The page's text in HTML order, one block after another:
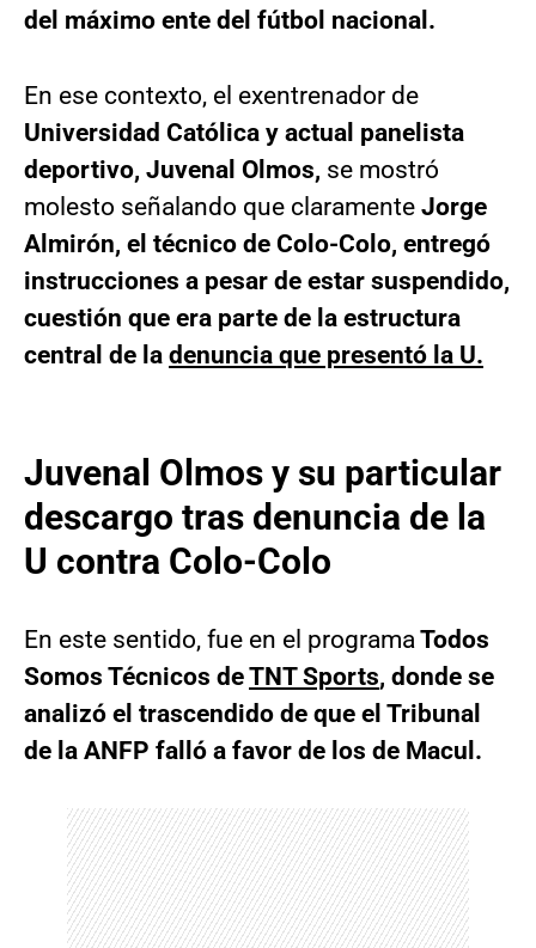
del máximo ente del fútbol nacional.
En ese contexto, el exentrenador de
Universidad Católica y actual panelista
deportivo, Juvenal Olmos, se mostró
molesto señalando que claramente Jorge
Almirón, el técnico de Colo-Colo, entregó
instrucciones a pesar de estar suspendido,
cuestión que era parte de la estructura
central de la denuncia que presentó la U.
Juvenal Olmos y su particular
descargo tras denuncia de la
U contra Colo-Colo
En este sentido, fue en el programaTodos
Somos Técnicos deTNT Sports, donde se
analizó el trascendido de que el Tribunal
de la ANFP falló a favor de los de Macul.